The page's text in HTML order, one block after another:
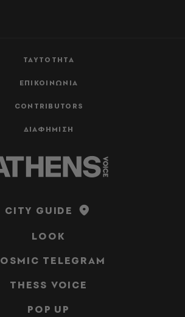
ΤΑΥΤΟΤΗΤΑ
ΕΠΙΚΟΙΝΩΝΙΑ
CONTRIBUTORS
ΔΙΑΦΗΜΙΣΗ
CITY GUIDE
LOOK
TELEGRAM
THESS VOICE
POP UP